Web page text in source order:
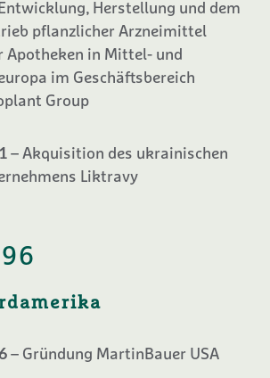
Herstellung und dem
pflanzlicher Arzneimittel
Apotheken in Mittel- und
im Geschäftsbereich
Group
– Akquisition des ukrainischen
Liktravy
– Gründung MartinBauer USA